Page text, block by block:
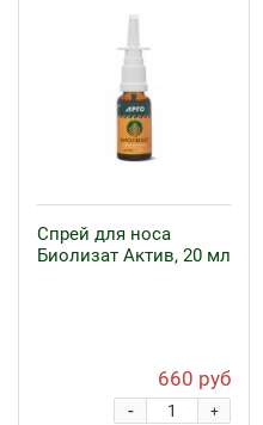
Спрей для носа
Биолизат Актив, 20 мл
660 руб
+
-